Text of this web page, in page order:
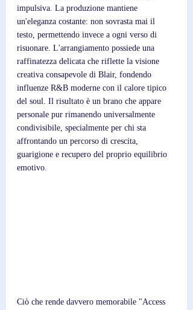
impulsiva. La produzione mantiene
un'eleganza costante: non sovrasta mai il
testo, permettendo invece a ogni verso di
risuonare. L'arrangiamento possiede una
raffinatezza delicata che riflette la visione
creativa consapevole di Blair, fondendo
influenze R&B moderne con il calore tipico
del soul. Il risultato è un brano che appare
personale pur rimanendo universalmente
condivisibile, specialmente per chi sta
affrontando un percorso di crescita,
guarigione e recupero del proprio equilibrio
emotivo.
Ciò che rende davvero memorabile "Access